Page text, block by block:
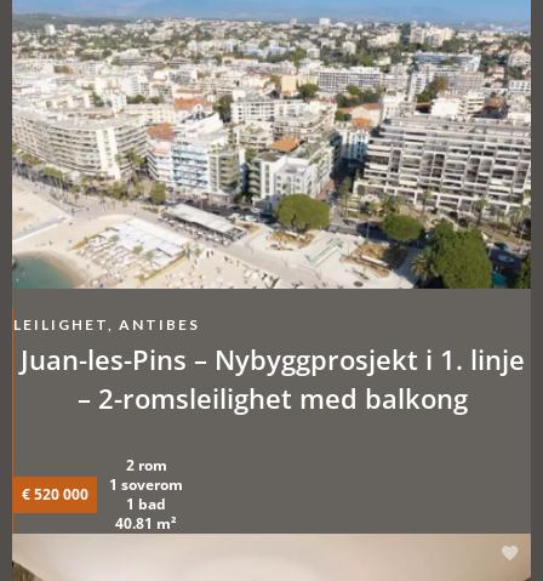
LEILIGHET, ANTIBES
Juan-les-Pins – Nybyggprosjekt i 1. linje
– 2-romsleilighet med balkong
€ 520 000
2 rom
1 soverom
1 bad
40.81 m²